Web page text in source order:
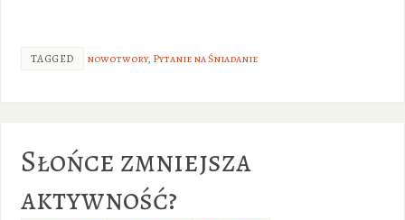
TAGGED nowotwory, Pytanie na Śniadanie
Słońce zmniejsza
aktywność?